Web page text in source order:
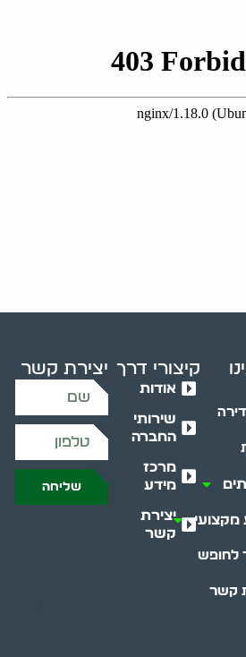
דירה
מקצועי
לחופש
קשר
קיצורי דרך
אודות
שירותי
החברה
מרכז
מידע
יצירת
קשר
יצירת קשר
שליחה